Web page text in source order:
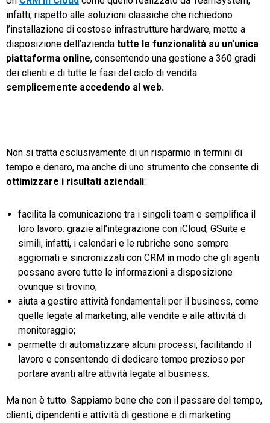
infatti, rispetto alle soluzioni classiche che richiedono
l’installazione di costose infrastrutture hardware, mette a
disposizione dell’azienda tutte le funzionalità su un’unica
piattaforma online, consentendo una gestione a 360 gradi
dei clienti e di tutte le fasi del ciclo di vendita
semplicemente accedendo al web.
Non si tratta esclusivamente di un risparmio in termini di
tempo e denaro, ma anche di uno strumento che consente di
ottimizzare i risultati aziendali:
facilita la comunicazione tra i singoli team e semplifica il
loro lavoro: grazie all’integrazione con iCloud, GSuite e
simili, infatti, i calendari e le rubriche sono sempre
aggiornati e sincronizzati con CRM in modo che gli agenti
possano avere tutte le informazioni a disposizione
ovunque si trovino;
aiuta a gestire attività fondamentali per il business, come
quelle legate al marketing, alle vendite e alle attività di
monitoraggio;
permette di automatizzare alcuni processi, facilitando il
lavoro e consentendo di dedicare tempo prezioso per
portare avanti altre attività legate al business.
Ma non è tutto. Sappiamo bene che con il passare del tempo,
clienti, dipendenti e attività di gestione e di marketing